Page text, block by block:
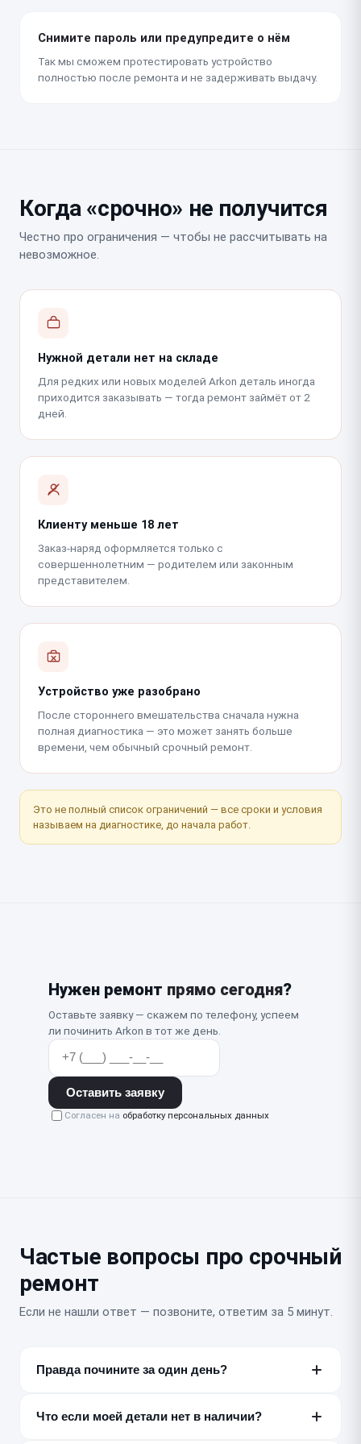
Снимите пароль или предупредите о нём
Так мы сможем протестировать устройство
полностью после ремонта и не задерживать выдачу.
Когда «срочно» не получится
Честно про ограничения — чтобы не рассчитывать на
невозможное.
Нужной детали нет на складе
Для редких или новых моделей Arkon деталь иногда
приходится заказывать — тогда ремонт займёт от 2
дней.
Клиенту меньше 18 лет
Заказ-наряд оформляется только с
совершеннолетним — родителем или законным
представителем.
Устройство уже разобрано
После стороннего вмешательства сначала нужна
полная диагностика — это может занять больше
времени, чем обычный срочный ремонт.
Это не полный список ограничений — все сроки и условия
называем на диагностике, до начала работ.
Нужен ремонт прямо сегодня?
Оставьте заявку — скажем по телефону, успеем
ли починить Arkon в тот же день.
Оставить заявку
Согласен на обработку персональных данных
Частые вопросы про срочный
ремонт
Если не нашли ответ — позвоните, ответим за 5 минут.
Правда почините за один день?
180 минут или несколько часов. Точный срок
Что если моей детали нет в наличии?